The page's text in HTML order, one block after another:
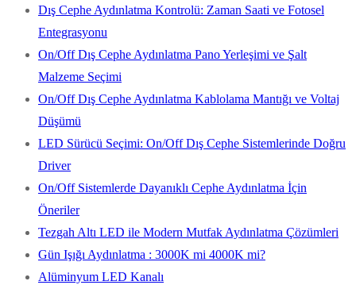
Dış Cephe Aydınlatma Kontrolü: Zaman Saati ve Fotosel
Entegrasyonu
On/Off Dış Cephe Aydınlatma Pano Yerleşimi ve Şalt
Malzeme Seçimi
On/Off Dış Cephe Aydınlatma Kablolama Mantığı ve Voltaj
Düşümü
LED Sürücü Seçimi: On/Off Dış Cephe Sistemlerinde Doğru
Driver
On/Off Sistemlerde Dayanıklı Cephe Aydınlatma İçin
Öneriler
Tezgah Altı LED ile Modern Mutfak Aydınlatma Çözümleri
Gün Işığı Aydınlatma : 3000K mi 4000K mi?
Alüminyum LED Kanalı